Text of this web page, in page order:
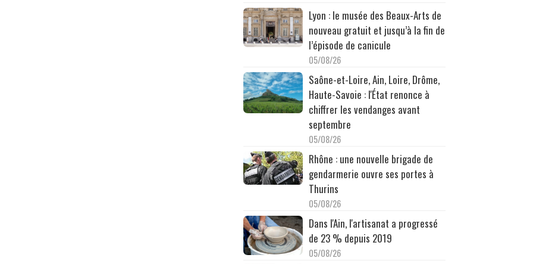
Lyon : le musée des Beaux-Arts de
nouveau gratuit et jusqu’à la fin de
l’épisode de canicule
05/08/26
Saône-et-Loire, Ain, Loire, Drôme,
Haute-Savoie : l'État renonce à
chiffrer les vendanges avant
septembre
05/08/26
Rhône : une nouvelle brigade de
gendarmerie ouvre ses portes à
Thurins
05/08/26
Dans l'Ain, l'artisanat a progressé
de 23 % depuis 2019
05/08/26